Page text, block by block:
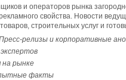
и операторов рынка
свойства. Новости
строительных услуг и
релизы и корпоративные
на рынке
факты